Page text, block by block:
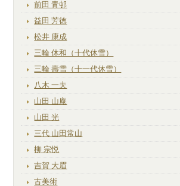
前田 青邨
益田 芳徳
松井 康成
三輪 休和（十代休雪）
三輪 壽雪（十一代休雪）
八木 一夫
山田 山庵
山田 光
三代 山田常山
柳 宗悦
吉賀 大眉
古美術